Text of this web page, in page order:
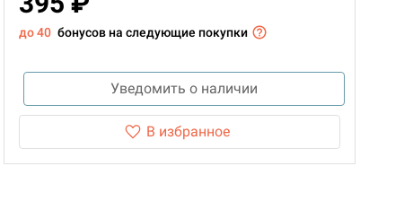
до 40 бонусов на следующие покупки
Уведомить о наличии
В избранное